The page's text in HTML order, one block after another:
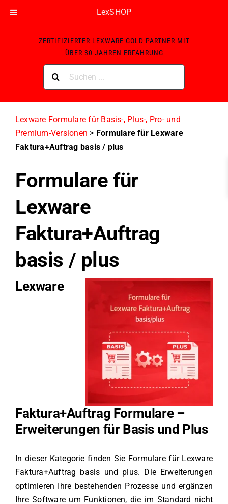
LexSHOP
ZERTIFIZIERTER LEXWARE GOLD-PARTNER MIT
ÜBER 30 JAHREN ERFAHRUNG
nach:
Lexware Formulare für Basis-, Plus-, Pro- und
Premium-Versionen > Formulare für Lexware
Faktura+Auftrag basis / plus
Formulare für
Lexware
Faktura+Auftrag
basis / plus
Lexware
Faktura+Auftrag Formulare –
Erweiterungen für Basis und Plus
In dieser Kategorie finden Sie Formulare für Lexware
Faktura+Auftrag basis und plus. Die Erweiterungen
optimieren Ihre bestehenden Prozesse und ergänzen
Ihre Software um Funktionen, die im Standard nicht